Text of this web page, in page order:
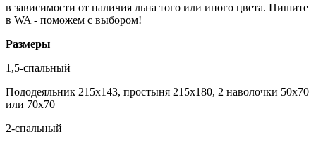
в зависимости от наличия льна того или иного цвета. Пишите
в WA - поможем с выбором!
Размеры
1,5-спальный
Пододеяльник 215х143, простыня 215х180, 2 наволочки 50х70
или 70х70
2-спальный